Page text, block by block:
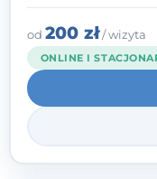
oraz
pracy
od 200 zł/ wizyta
ONLINE I